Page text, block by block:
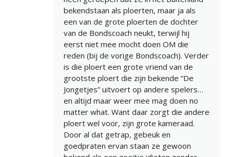
bekendstaan als ploerten, maar ja als
een van de grote ploerten de dochter
van de Bondscoach neukt, terwijl hij
eerst niet mee mocht doen OM die
reden (bij de vorige Bondscoach). Verder
is die ploert een grote vriend van de
grootste ploert die zijn bekende “De
Jongetjes” uitvoert op andere spelers…
en altijd maar weer mee mag doen no
matter what. Want daar zorgt die andere
ploert wel voor, zijn grote kameraad.
Door al dat getrap, gebeuk en
goedpraten ervan staan ze gewoon